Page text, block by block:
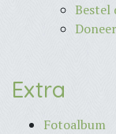
Bestel
Extra
Fotoalbum